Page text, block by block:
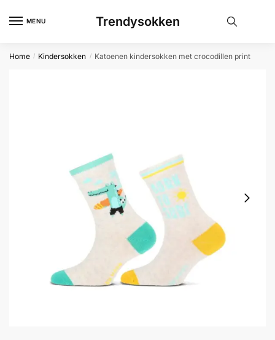
MENU Trendysokken
Home / Kindersokken / Katoenen kindersokken met crocodillen print